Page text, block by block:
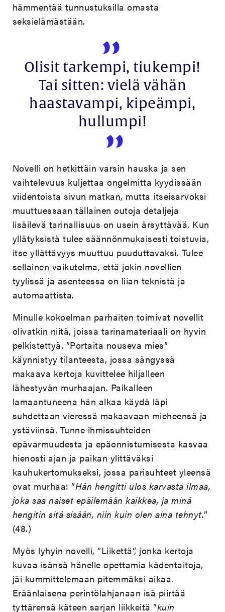
hämmentää tunnustuksilla omasta
seksielämästään.
Olisit tarkempi, tiukempi!
Tai sitten: vielä vähän
haastavampi, kipeämpi,
hullumpi!
Novelli on hetkittäin varsin hauska ja sen
vaihtelevuus kuljettaa ongelmitta kyydissään
viidentoista sivun matkan, mutta itseisarvoksi
muuttuessaan tällainen outoja detaljeja
lisäilevä tarinallisuus on usein ärsyttävää. Kun
yllätyksistä tulee säännönmukaisesti toistuvia,
itse yllättävyys muuttuu puuduttavaksi. Tulee
sellainen vaikutelma, että jokin novellien
tyylissä ja asenteessa on liian teknistä ja
automaattista.
Minulle kokoelman parhaiten toimivat novellit
olivatkin niitä, joissa tarinamateriaali on hyvin
pelkistettyä. ”Portaita nouseva mies”
käynnistyy tilanteesta, jossa sängyssä
makaava kertoja kuvittelee hiljalleen
lähestyvän murhaajan. Paikalleen
lamaantuneena hän alkaa käydä läpi
suhdettaan vieressä makaavaan mieheensä ja
ystäviinsä. Tunne ihmissuhteiden
epävarmuudesta ja epäonnistumisesta kasvaa
hienosti ajan ja paikan ylittäväksi
kauhukertomukseksi, jossa parisuhteet yleensä
ovat murhaa: ”Hän hengitti ulos karvasta ilmaa,
joka saa naiset epäilemään kaikkea, ja minä
hengitin sitä sisään, niin kuin olen aina tehnyt.”
(48.)
Myös lyhyin novelli, ”Liikettä”, jonka kertoja
kuvaa isänsä hänelle opettamia kädentaitoja,
jäi kummittelemaan pitemmäksi aikaa.
Eräänlaisena perintölahjanaan isä piirtää
tyttärensä käteen sarjan liikkeitä ”kuin